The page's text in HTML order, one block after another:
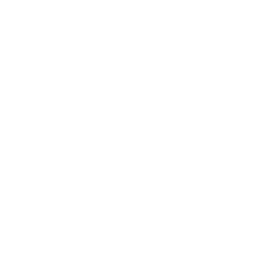
novedades del mercado de La Liga